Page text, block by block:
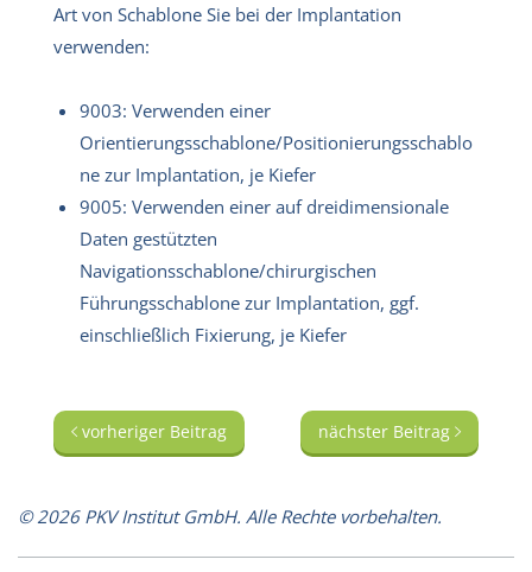
Art von Schablone Sie bei der Implantation
verwenden:
9003: Verwenden einer
Orientierungsschablone/Positionierungsschablo
ne zur Implantation, je Kiefer
9005: Verwenden einer auf dreidimensionale
Daten gestützten
Navigationsschablone/chirurgischen
Führungsschablone zur Implantation, ggf.
einschließlich Fixierung, je Kiefer
vorheriger Beitrag nächster Beitrag
© 2026 PKV Institut GmbH. Alle Rechte vorbehalten.